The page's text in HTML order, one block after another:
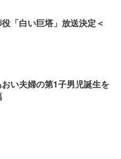
「白い巨塔」放送決定＜
い夫婦の第1子男児誕生を